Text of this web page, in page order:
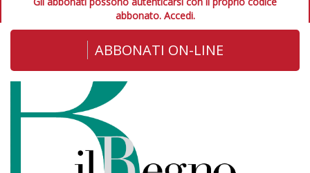
abbonato. Accedi.
ABBONATI ON-LINE